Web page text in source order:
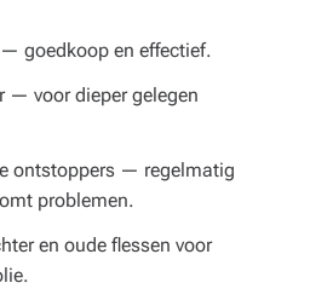
goedkoop en effectief.
— voor dieper gelegen
ontstoppers — regelmatig
problemen.
en oude flessen voor